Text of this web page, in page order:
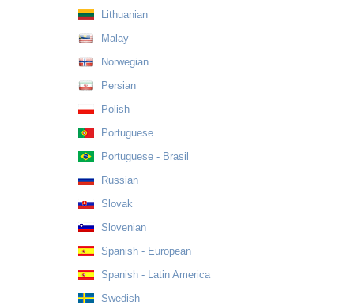
Lithuanian
Malay
Norwegian
Persian
Polish
Portuguese
Portuguese - Brasil
Russian
Slovak
Slovenian
Spanish - European
Spanish - Latin America
Swedish